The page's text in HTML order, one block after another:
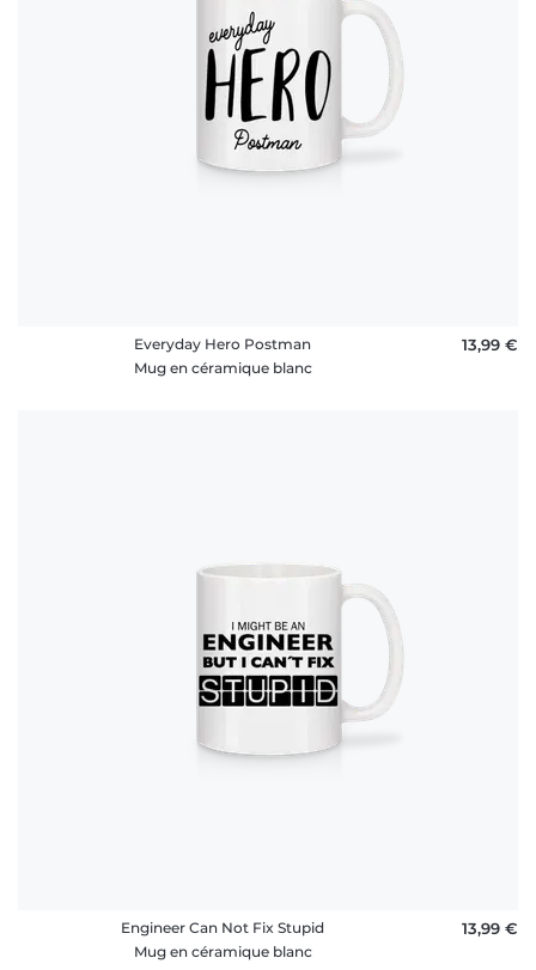
Everyday Hero Postman
Mug en céramique blanc
13,99 €
Engineer Can Not Fix Stupid
Mug en céramique blanc
13,99 €